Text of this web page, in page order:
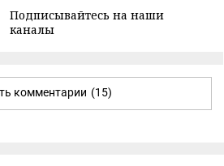
Подписывайтесь на наши
каналы
комментарии (15)